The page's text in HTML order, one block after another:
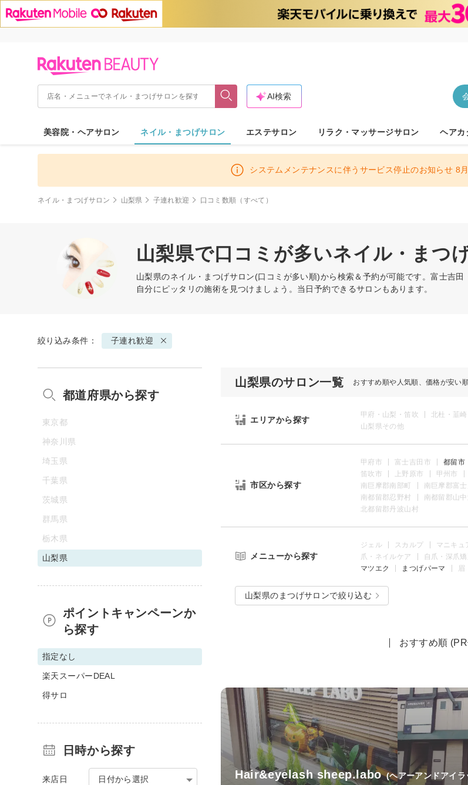
AI検索
美容院・ヘアサロン ネイル・まつげサロン エステサロン リラク・マッサージサロン ヘアカ
システムメンテナンスに伴うサービス停止のお知らせ 8
ネイル・まつげサロン 山梨県 子連れ歓迎 口コミ数順（すべて）
山梨県で口コミが多いネイル・まつ
山梨県のネイル・まつげサロン(口コミが多い順)から検索＆予約が可能です。富士吉
自分にピッタリの施術を見つけましょう。当日予約できるサロンもあります。
絞り込み条件： 子連れ歓迎
山梨県のサロン一覧 おすすめ順や人気順、価格が安い
エリアから探す
甲府・山梨・笛吹 北杜・韮
山梨県その他
市区から探す
甲府市 富士吉田市 都留市
笛吹市
上野原市 甲州市
南巨摩郡南部町
南巨摩郡富士
南都留郡忍野村
南都留郡山中
北都留郡丹波山村
メニューから探す
ジェル スカルプ マニキュ
爪・ネイルケア
自爪・深爪
マツエク
まつげパーマ 眉
山梨県のまつげサロンで絞り込む
おすすめ順
Hair&eyelash sheep.labo (ヘアーアンドアイ
都道府県から探す
東京都
神奈川県
埼玉県
千葉県
茨城県
群馬県
栃木県
山梨県
ポイントキャンペーンか
ら探す
指定なし
楽天スーパーDEAL
得サロ
日時から探す
来店日 日付から選択